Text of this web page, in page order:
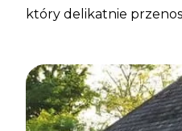
który delikatnie